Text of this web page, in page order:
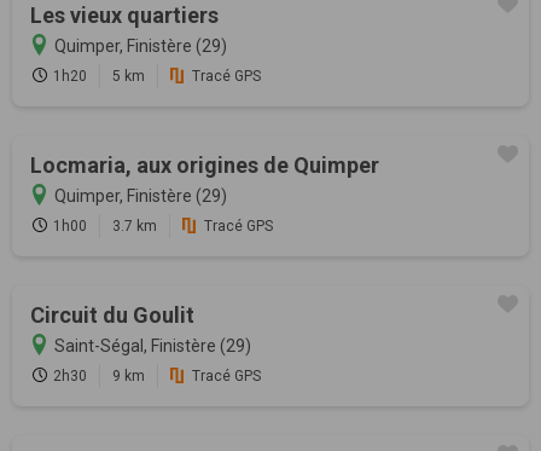
Les vieux quartiers
Quimper, Finistère (29)
1h20 5 km Tracé GPS
Locmaria, aux origines de Quimper
Quimper, Finistère (29)
1h00 3.7 km Tracé GPS
Circuit du Goulit
Saint-Ségal, Finistère (29)
2h30 9 km Tracé GPS